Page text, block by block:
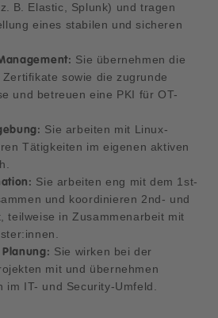
B. Elastic, Splunk) und tragen
eines stabilen und sicheren
Sie übernehmen die
sowie die zugrunde
und betreuen eine PKI für OT-
Sie arbeiten mit Linux-
Tätigkeiten im eigenen aktiven
Sie arbeiten eng mit dem 1st-
und koordinieren 2nd- und
teilweise in Zusammenarbeit mit
Sie wirken bei der
mit und übernehmen
im IT- und Security-Umfeld.